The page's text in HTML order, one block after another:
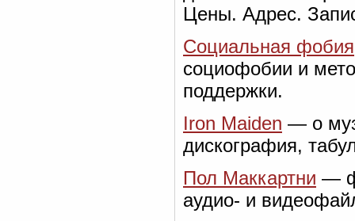
Цены. Адрес.
Социальная фобия
социофобии и
поддержки.
Iron Maiden — о
дискография,
Пол Маккартни —
аудио- и